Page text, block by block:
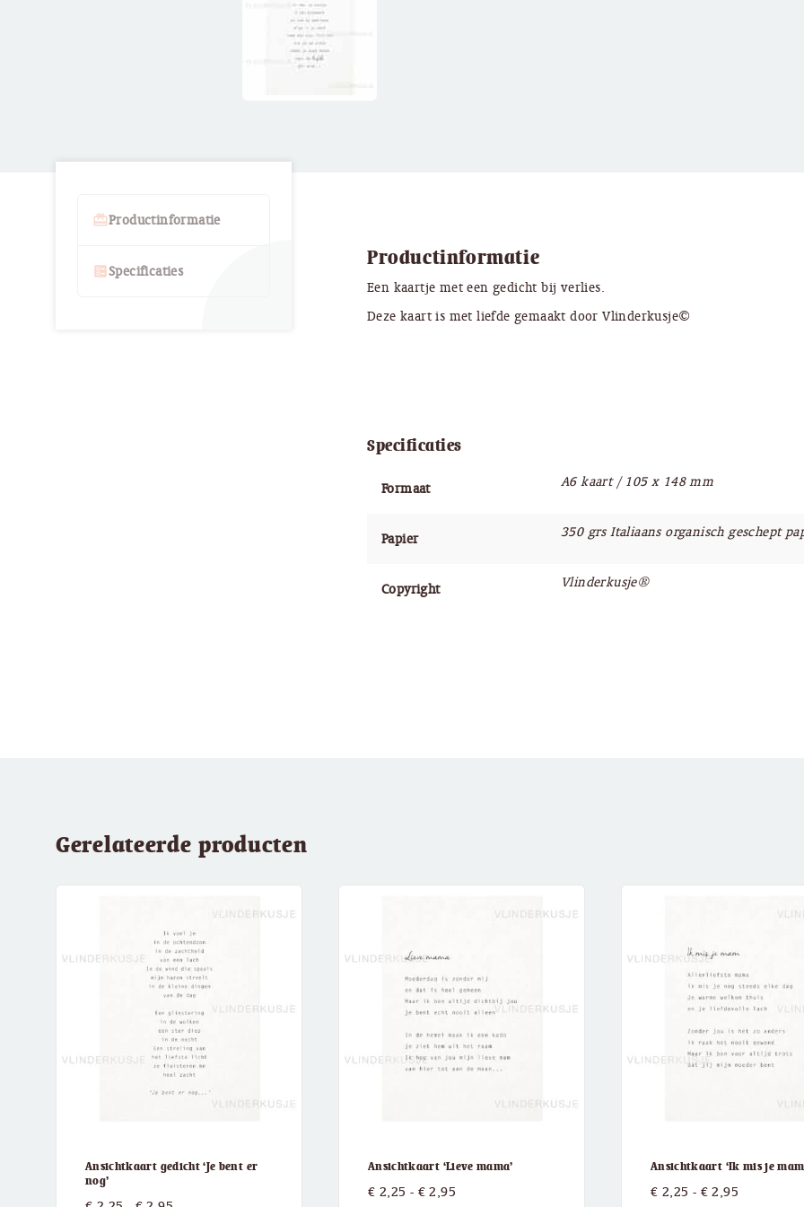
card_giftcardProductinformatie
ballotSpecificaties
Productinformatie
Een kaartje met een gedicht bij verlies.
Deze kaart is met liefde gemaakt door Vlinderkusje©
Specificaties
Formaat A6 kaart / 105 x 148 mm
Papier 350 grs Italiaans organisch geschept
Copyright Vlinderkusje®
Gerelateerde producten
Ansichtkaart gedicht ‘Je bent er
nog’
Ansichtkaart ‘Lieve mama’
€ 2,25 - € 2,95
Ansichtkaart ‘Ik mis je
€ 2,25 - € 2,95